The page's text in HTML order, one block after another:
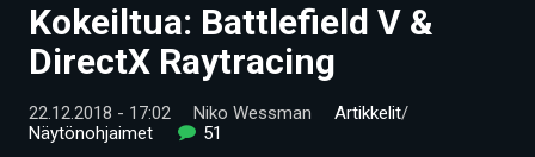
UUTISET
VIDEOT
Kokeiltua: Battlefield V &
DirectX Raytracing
22.12.2018 - 17:02 Niko Wessman Artikkelit/
Näytönohjaimet
51